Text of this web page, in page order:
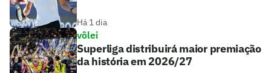
Há 1 dia
vôlei
Superliga distribuirá maior premiação
da história em 2026/27